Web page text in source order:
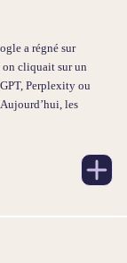
a régné sur
on cliquait sur un
Perplexity ou
les